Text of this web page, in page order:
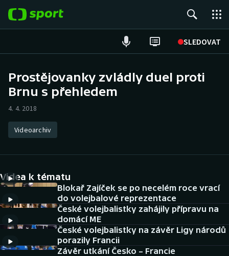
SLEDOVAT
Hokej
Atletika
DALŠÍ SPORTY
Americký fotbal
Baseball a softbal
NEPŘEHLÉDNĚTE
Prostějovanky zvládly duel proti
Brnu s přehledem
4. 4. 2018
Videoarchiv
Videa k tématu
Blokař Zajíček se po necelém roce vrací
do volejbalové reprezentace
České volejbalistky zahájily přípravu na
domácí ME
České volejbalistky na závěr Ligy národů
porazily Francii
Závěr utkání Česko – Francie